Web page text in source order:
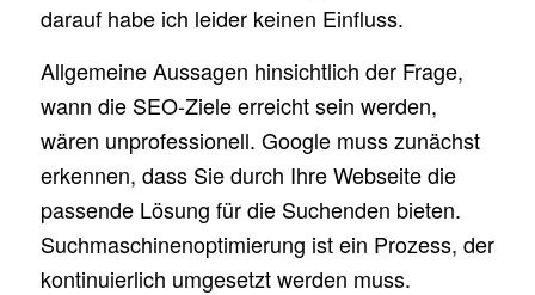
darauf habe ich leider keinen Einfluss.
Allgemeine Aussagen hinsichtlich der Frage,
wann die SEO-Ziele erreicht sein werden,
wären unprofessionell. Google muss zunächst
erkennen, dass Sie durch Ihre Webseite die
passende Lösung für die Suchenden bieten.
Suchmaschinenoptimierung ist ein Prozess, der
kontinuierlich umgesetzt werden muss.